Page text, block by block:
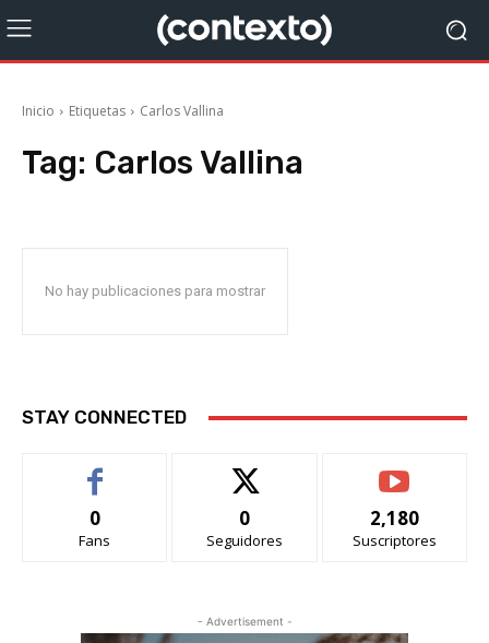
Inicio Etiquetas Carlos Vallina
Tag: Carlos Vallina
No hay publicaciones para mostrar
STAY CONNECTED
0
Fans
0
Seguidores
2,180
Suscriptores
- Advertisement -